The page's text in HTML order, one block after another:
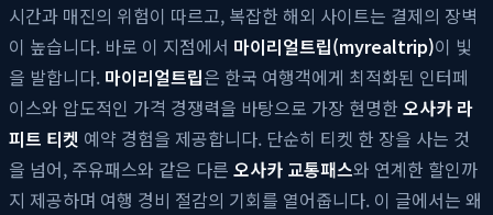
시간과 매진의 위험이 따르고, 복잡한 해외 사이트는 결제의 장벽
이 높습니다. 바로 이 지점에서 마이리얼트립(myrealtrip)이 빛
을 발합니다. 마이리얼트립은 한국 여행객에게 최적화된 인터페
이스와 압도적인 가격 경쟁력을 바탕으로 가장 현명한 오사카 라
피트 티켓 예약 경험을 제공합니다. 단순히 티켓 한 장을 사는 것
을 넘어, 주유패스와 같은 다른 오사카 교통패스와 연계한 할인까
지 제공하며 여행 경비 절감의 기회를 열어줍니다. 이 글에서는 왜